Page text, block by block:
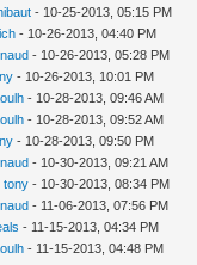
- 10-25-2013, 05:15 PM
- 10-26-2013, 04:40 PM
- 10-26-2013, 05:28 PM
- 10-26-2013, 10:01 PM
- 10-28-2013, 09:46 AM
- 10-28-2013, 09:52 AM
- 10-28-2013, 09:50 PM
- 10-30-2013, 09:21 AM
tony - 10-30-2013, 08:34 PM
- 11-06-2013, 07:56 PM
- 11-15-2013, 04:34 PM
- 11-15-2013, 04:48 PM